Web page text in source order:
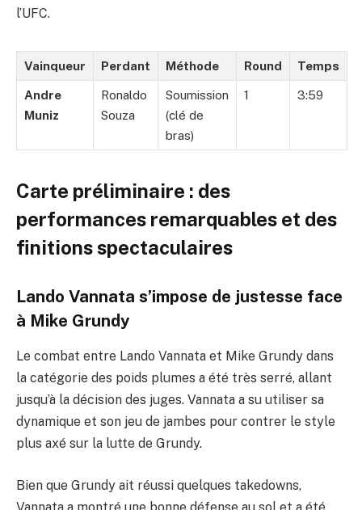
l’UFC.
Vainqueur Perdant Méthode Round Temps
Andre
Muniz
Ronaldo
Souza
Soumission
(clé de
bras)
1 3:59
Carte préliminaire : des
performances remarquables et des
finitions spectaculaires
Lando Vannata s’impose de justesse face
à Mike Grundy
Le combat entre Lando Vannata et Mike Grundy dans
la catégorie des poids plumes a été très serré, allant
jusqu’à la décision des juges. Vannata a su utiliser sa
dynamique et son jeu de jambes pour contrer le style
plus axé sur la lutte de Grundy.
Bien que Grundy ait réussi quelques takedowns,
Vannata a montré une bonne défense au sol et a été